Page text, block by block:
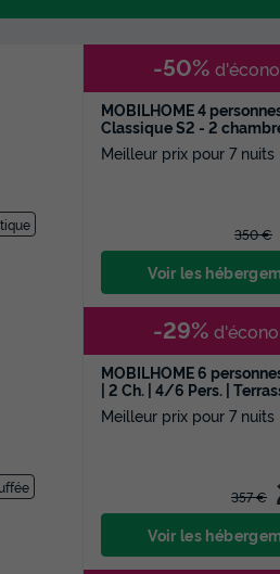
MOBILHOME 4
Classique S2 - 2
Meilleur prix pour 7 nuits
350 €
-50%
Voir les
MOBILHOME 6
| 2 Ch. | 4/6 Pers. |
Meilleur prix pour 7 nuits
357 €
-29%
Voir les